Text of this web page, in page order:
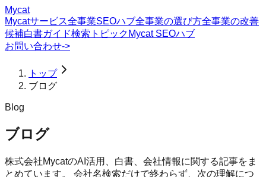
Mycat
Mycatサービス全事業SEOハブ全事業の選び方全事業の改善
候補白書ガイド検索トピック Mycat SEOハブ
お問い合わせ->
トップ
ブログ
Blog
ブログ
株式会社MycatのAI活用、白書、会社情報に関する記事をま
とめています。 会社名検索だけで終わらず、次の理解につ